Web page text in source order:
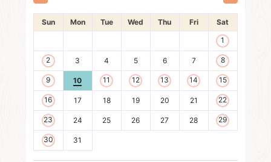
Sun Mon Tue Wed Thu Fri
Sat
1
2 3 4 5 6 7 8
9 10 11 12 13 14 15
16 17 18 19 20 21 22
23 24 25 26 27 28 29
30 31